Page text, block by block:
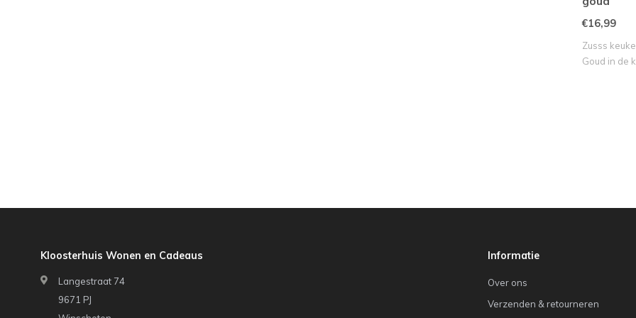
€16,99
Zusss
Goud in de
Kloosterhuis Wonen en Cadeaus
Langestraat 74
9671 PJ
Informatie
Over ons
Verzenden & retourneren